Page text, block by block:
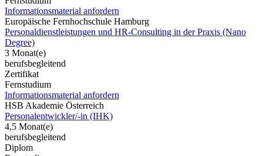
Informationsmaterial anfordern
Europäische Fernhochschule Hamburg
Personaldienstleistungen und HR-Consulting in der Praxis (Nano
Degree)
3 Monat(e)
berufsbegleitend
Zertifikat
Fernstudium
Informationsmaterial anfordern
HSB Akademie Österreich
Personalentwickler/-in (IHK)
4,5 Monat(e)
berufsbegleitend
Diplom